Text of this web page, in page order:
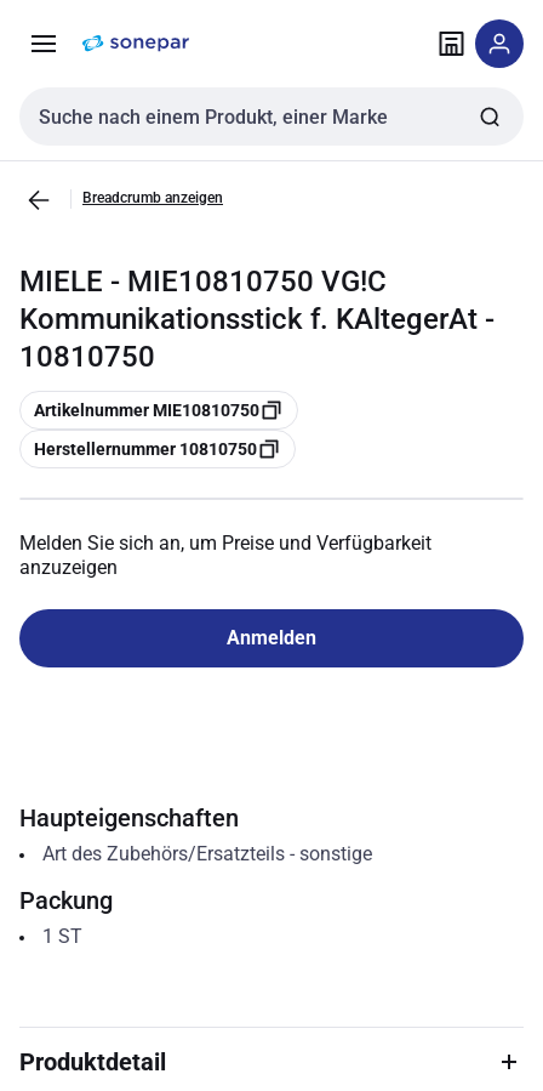
NavigationInhalt
Sucheingabe
Breadcrumb anzeigen
MIELE - MIE10810750 VG!C
Kommunikationsstick f. KAltegerAt -
10810750
Kopieren
Artikelnummer MIE10810750
Kopieren
Herstellernummer 10810750
Melden Sie sich an, um Preise und Verfügbarkeit
anzuzeigen
Anmelden
Haupteigenschaften
Art des Zubehörs/Ersatzteils- sonstige
Packung
1 ST
Produktdetail